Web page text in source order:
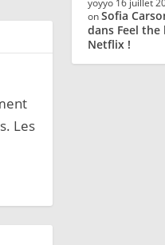
Les
onSofia
dans Feel
Netflix !